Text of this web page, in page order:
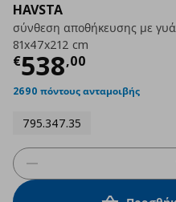
HAVSTA
σύνθεση αποθήκευσης με
81x47x212 cm
€538,00
Τρέχουσα
2690 πόντους ανταμοιβής
795.347.35